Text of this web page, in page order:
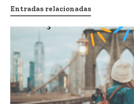
Entradas relacionadas